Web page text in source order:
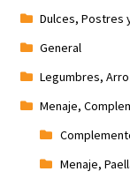
Dulces, Postres
General
Legumbres,
Menaje,
Menaje,